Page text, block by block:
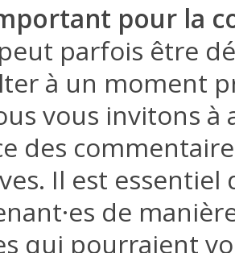
pour la
parfois être
à un moment
vous invitons
des
Il est essentiel
de
qui pourraient